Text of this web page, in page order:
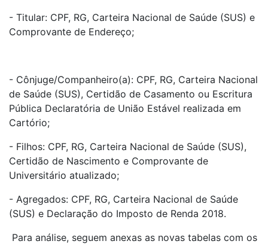
- Titular: CPF, RG, Carteira Nacional de Saúde (SUS) e
Comprovante de Endereço;
- Cônjuge/Companheiro(a): CPF, RG, Carteira Nacional
de Saúde (SUS), Certidão de Casamento ou Escritura
Pública Declaratória de União Estável realizada em
Cartório;
- Filhos: CPF, RG, Carteira Nacional de Saúde (SUS),
Certidão de Nascimento e Comprovante de
Universitário atualizado;
- Agregados: CPF, RG, Carteira Nacional de Saúde
(SUS) e Declaração do Imposto de Renda 2018.
Para análise, seguem anexas as novas tabelas com os